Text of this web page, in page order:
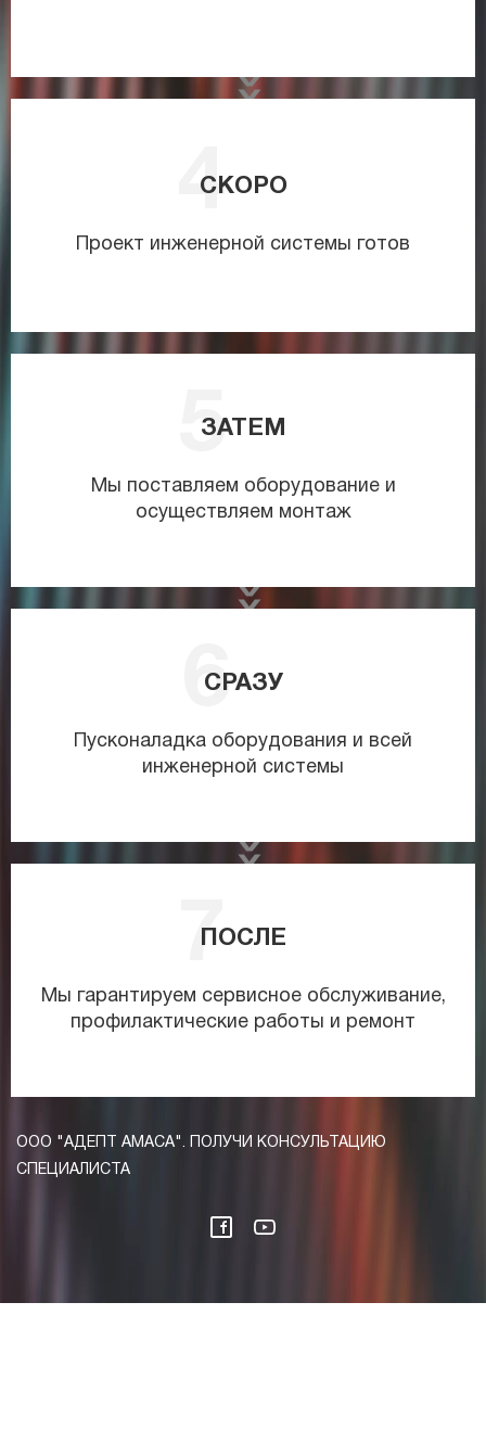
СКОРО
Проект инженерной системы готов
ЗАТЕМ
Мы поставляем оборудование и
осуществляем монтаж
СРАЗУ
Пусконаладка оборудования и всей
инженерной системы
ПОСЛЕ
Мы гарантируем сервисное обслуживание,
профилактические работы и ремонт
ООО "АДЕПТ АМАСА". ПОЛУЧИ КОНСУЛЬТАЦИЮ
СПЕЦИАЛИСТА